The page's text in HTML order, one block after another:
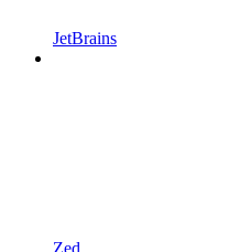
JetBrains
Zed